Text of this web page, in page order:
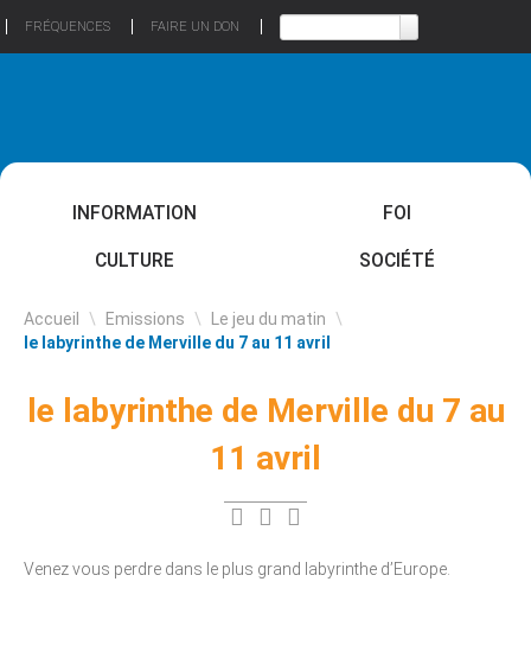
FRÉQUENCES FAIRE UN DON
INFORMATION FOI
CULTURE SOCIÉTÉ
Accueil \ Emissions \ Le jeu du matin \
le labyrinthe de Merville du 7 au 11 avril
le labyrinthe de Merville du 7 au
11 avril
Venez vous perdre dans le plus grand labyrinthe d’Europe.